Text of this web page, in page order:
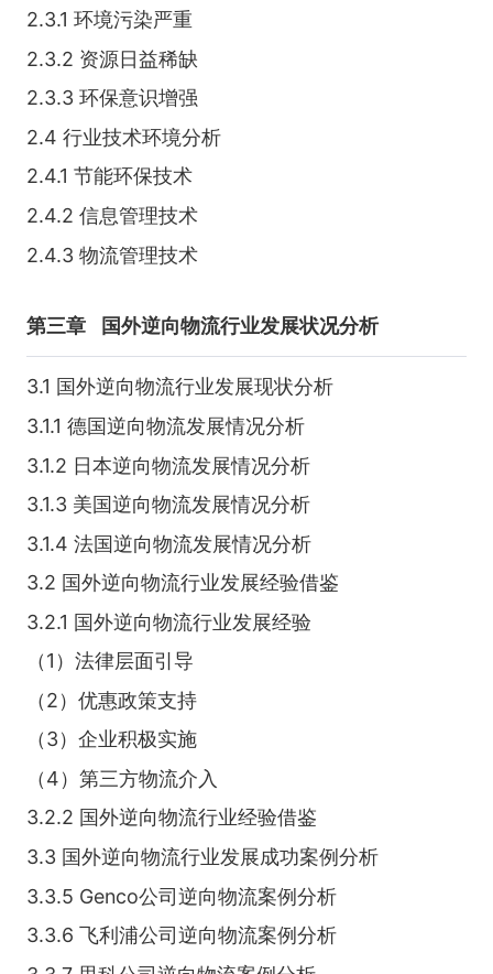
2.3.1 环境污染严重
2.3.2 资源日益稀缺
2.3.3 环保意识增强
2.4 行业技术环境分析
2.4.1 节能环保技术
2.4.2 信息管理技术
2.4.3 物流管理技术
第三章 国外逆向物流行业发展状况分析
3.1 国外逆向物流行业发展现状分析
3.1.1 德国逆向物流发展情况分析
3.1.2 日本逆向物流发展情况分析
3.1.3 美国逆向物流发展情况分析
3.1.4 法国逆向物流发展情况分析
3.2 国外逆向物流行业发展经验借鉴
3.2.1 国外逆向物流行业发展经验
（1）法律层面引导
（2）优惠政策支持
（3）企业积极实施
（4）第三方物流介入
3.2.2 国外逆向物流行业经验借鉴
3.3 国外逆向物流行业发展成功案例分析
3.3.5 Genco公司逆向物流案例分析
3.3.6 飞利浦公司逆向物流案例分析